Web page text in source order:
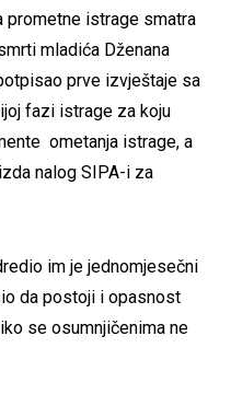
prometne istrage smatra
mladića Dženana
prve izvještaje sa
fazi istrage za koju
ometanja istrage, a
nalog SIPA-i za
im je jednomjesečni
da postoji i opasnost
se osumnjičenima ne